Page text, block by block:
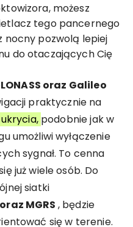
możesz
tego pancernego
nocny pozwolą lepiej
do otaczających Cię
oraz Galileo
praktycznie na
podobnie jak w
umożliwi wyłączenie
sygnał. To cenna
już wiele osób. Do
siatki
MGRS , będzie
się w terenie.